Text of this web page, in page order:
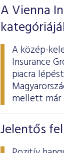
A Vienna
A közép-
Insurance
piacra
mellett már
Jelentős